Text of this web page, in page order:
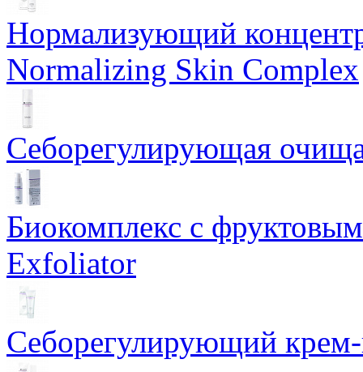
Нормализующий
Normalizing Skin Complex
Себорегулирующая
Биокомплекс с
Exfoliator
Себорегулирующий